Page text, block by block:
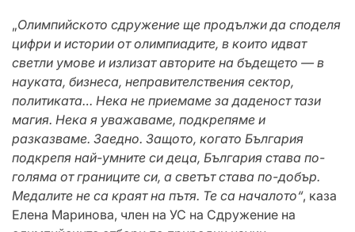
„Олимпийското сдружение ще продължи да споделя
цифри и истории от олимпиадите, в които идват
светли умове и излизат авторите на бъдещето — в
науката, бизнеса, неправителствения сектор,
политиката… Нека не приемаме за даденост тази
магия. Нека я уважаваме, подкрепяме и
разказваме. Заедно. Защото, когато България
подкрепя най-умните си деца, България става по-
голяма от границите си, а светът става по-добър.
Медалите не са краят на пътя. Те са началото“, каза
Елена Маринова, член на УС на Сдружение на